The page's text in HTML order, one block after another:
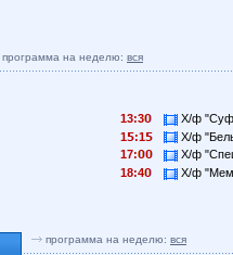
программа на неделю: вся
13:3
Х/ф
1
:1
Х/ф
17:
Х/ф
18:4
Х/ф
программа на неделю: вся